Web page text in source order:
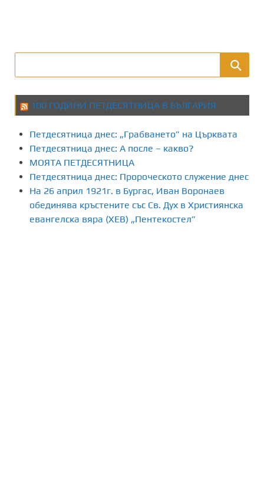
100 ГОДИНИ ПЕТДЕСЯТНИЦА В БЪЛГАРИЯ
Петдесятница днес: „Грабването” на Църквата
Петдесятница днес: А после – какво?
МОЯТА ПЕТДЕСЯТНИЦА
Петдесятница днес: Пророческото служение днес
На 26 април 1921г. в Бургас, Иван Воронаев
обединява кръстените със Св. Дух в Християнска
евангелска вяра (ХЕВ) „Пентекостел”